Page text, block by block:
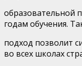
образовательной
годам обучения.
подход позволит
во всех школах